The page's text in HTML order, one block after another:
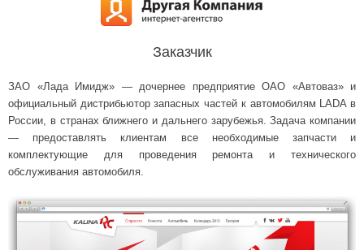
Заказчик
ЗАО «Лада Имидж» — дочернее предприятие ОАО «Автоваз» и
официальный дистрибьютор запасных частей к автомобилям LADA в
России, в странах ближнего и дальнего зарубежья. Задача компании
— предоставлять клиентам все необходимые запчасти и
комплектующие для проведения ремонта и технического
обслуживания автомобиля.